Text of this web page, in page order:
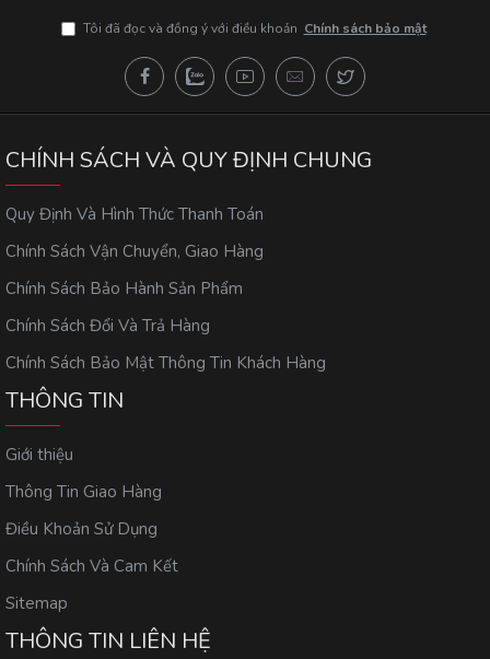
Tôi đã đọc và đồng ý với điều khoản Chính sách bảo mật
CHÍNH SÁCH VÀ QUY ĐỊNH CHUNG
Quy Định Và Hình Thức Thanh Toán
Chính Sách Vận Chuyển, Giao Hàng
Chính Sách Bảo Hành Sản Phẩm
Chính Sách Đổi Và Trả Hàng
Chính Sách Bảo Mật Thông Tin Khách Hàng
THÔNG TIN
Giới thiệu
Thông Tin Giao Hàng
Điều Khoản Sử Dụng
Chính Sách Và Cam Kết
Sitemap
THÔNG TIN LIÊN HỆ